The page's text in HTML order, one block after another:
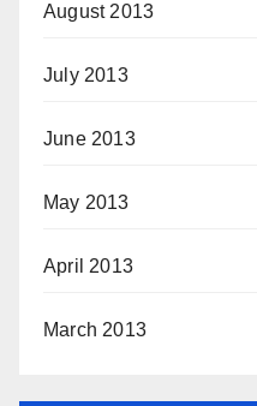
August 2013
July 2013
June 2013
May 2013
April 2013
March 2013